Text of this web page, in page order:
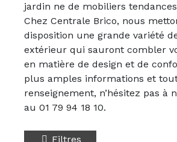
jardin ne de mobiliers
Chez Centrale Brico, nous
disposition une grande variété
extérieur qui sauront combler
en matière de design et de
plus amples informations et
renseignement, n’hésitez pas à
au 01 79 94 18 10.
Filtres